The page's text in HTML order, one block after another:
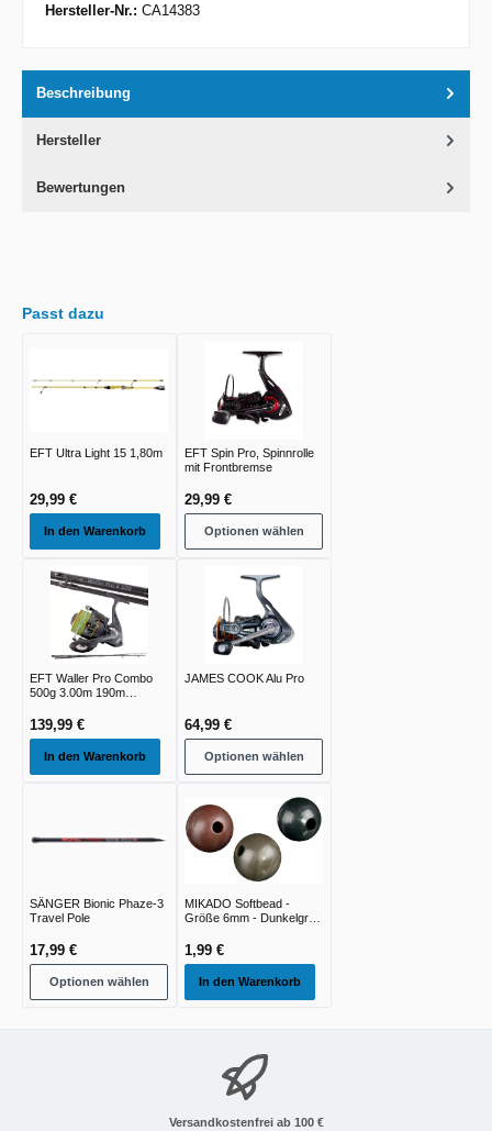
Hersteller-Nr.: CA14383
Beschreibung
Hersteller
Bewertungen
Passt dazu
EFT Ultra Light 15 1,80m
29,99 €
In den Warenkorb
EFT Spin Pro, Spinnrolle
mit Frontbremse
29,99 €
Optionen wählen
EFT Waller Pro Combo
500g 3.00m 190m
139,99 €
In den Warenkorb
JAMES COOK Alu Pro
64,99 €
Optionen wählen
SÄNGER Bionic Phaze-3
Travel Pole
17,99 €
Optionen wählen
MIKADO Softbead -
Größe 6mm - Dunkelgrün
1,99 €
In den Warenkorb
Versandkostenfrei ab 100 €